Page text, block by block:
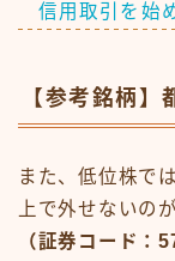
信用取引を始
【参考銘柄
また、低位株で
上で外せないの
（証券コード：